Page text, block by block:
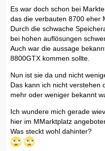
Es war doch schon bei
das die verbauten 8700 eher
Durch die schwache
bei hohen auflösungen
Auch war die aussage
8800GTX kommen sollte.
Nun ist sie da und nicht
Das kann ich nicht verstehen
mehr oder weniger bekannt
Ich wundere mich gerade
hier im MMarktplatz
Was steckt wohl dahinter?